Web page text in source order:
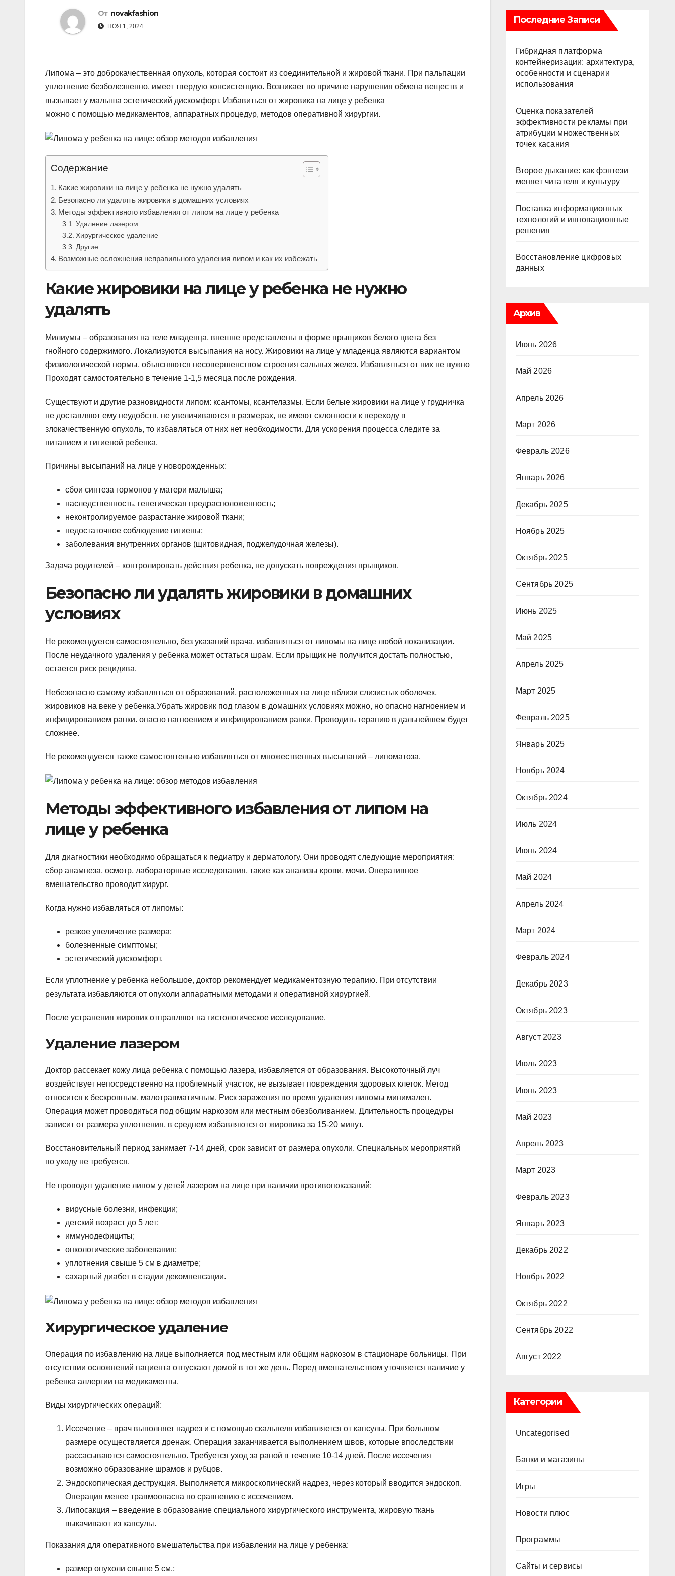
От novakfashion
НОЯ 1, 2024
Липома – это доброкачественная опухоль, которая состоит из соединительной и жировой ткани. При пальпации
уплотнение безболезненно, имеет твердую консистенцию. Возникает по причине нарушения обмена веществ и
вызывает у малыша эстетический дискомфорт. Избавиться от жировика на лице у ребенка
можно с помощью медикаментов, аппаратных процедур, методов оперативной хирургии.
Содержание
Какие жировики на лице у ребенка не нужно удалять
Безопасно ли удалять жировики в домашних условиях
Методы эффективного избавления от липом на лице у ребенка
Удаление лазером
Хирургическое удаление
Другие
Возможные осложнения неправильного удаления липом и как их избежать
Какие жировики на лице у ребенка не нужно
удалять
Милиумы – образования на теле младенца, внешне представлены в форме прыщиков белого цвета без
гнойного содержимого. Локализуются высыпания на носу. Жировики на лице у младенца являются вариантом
физиологической нормы, объясняются несовершенством строения сальных желез. Избавляться от них не нужно
Проходят самостоятельно в течение 1-1,5 месяца после рождения.
Существуют и другие разновидности липом: ксантомы, ксантелазмы. Если белые жировики на лице у грудничка
не доставляют ему неудобств, не увеличиваются в размерах, не имеют склонности к переходу в
злокачественную опухоль, то избавляться от них нет необходимости. Для ускорения процесса следите за
питанием и гигиеной ребенка.
Причины высыпаний на лице у новорожденных:
сбои синтеза гормонов у матери малыша;
наследственность, генетическая предрасположенность;
неконтролируемое разрастание жировой ткани;
недостаточное соблюдение гигиены;
заболевания внутренних органов (щитовидная, поджелудочная железы).
Задача родителей – контролировать действия ребенка, не допускать повреждения прыщиков.
Безопасно ли удалять жировики в домашних
условиях
Не рекомендуется самостоятельно, без указаний врача, избавляться от липомы на лице любой локализации.
После неудачного удаления у ребенка может остаться шрам. Если прыщик не получится достать полностью,
остается риск рецидива.
Небезопасно самому избавляться от образований, расположенных на лице вблизи слизистых оболочек,
жировиков на веке у ребенка.Убрать жировик под глазом в домашних условиях можно, но опасно нагноением и
инфицированием ранки. опасно нагноением и инфицированием ранки. Проводить терапию в дальнейшем будет
сложнее.
Не рекомендуется также самостоятельно избавляться от множественных высыпаний – липоматоза.
Методы эффективного избавления от липом на
лице у ребенка
Для диагностики необходимо обращаться к педиатру и дерматологу. Они проводят следующие мероприятия:
сбор анамнеза, осмотр, лабораторные исследования, такие как анализы крови, мочи. Оперативное
вмешательство проводит хирург.
Когда нужно избавляться от липомы:
резкое увеличение размера;
болезненные симптомы;
эстетический дискомфорт.
Если уплотнение у ребенка небольшое, доктор рекомендует медикаментозную терапию. При отсутствии
результата избавляются от опухоли аппаратными методами и оперативной хирургией.
После устранения жировик отправляют на гистологическое исследование.
Удаление лазером
Доктор рассекает кожу лица ребенка с помощью лазера, избавляется от образования. Высокоточный луч
воздействует непосредственно на проблемный участок, не вызывает повреждения здоровых клеток. Метод
относится к бескровным, малотравматичным. Риск заражения во время удаления липомы минимален.
Операция может проводиться под общим наркозом или местным обезболиванием. Длительность процедуры
зависит от размера уплотнения, в среднем избавляются от жировика за 15-20 минут.
Восстановительный период занимает 7-14 дней, срок зависит от размера опухоли. Специальных мероприятий
по уходу не требуется.
Не проводят удаление липом у детей лазером на лице при наличии противопоказаний:
вирусные болезни, инфекции;
детский возраст до 5 лет;
иммунодефициты;
онкологические заболевания;
уплотнения свыше 5 см в диаметре;
сахарный диабет в стадии декомпенсации.
Хирургическое удаление
Операция по избавлению на лице выполняется под местным или общим наркозом в стационаре больницы. При
отсутствии осложнений пациента отпускают домой в тот же день. Перед вмешательством уточняется наличие у
ребенка аллергии на медикаменты.
Виды хирургических операций:
Иссечение – врач выполняет надрез и с помощью скальпеля избавляется от капсулы. При большом
размере осуществляется дренаж. Операция заканчивается выполнением швов, которые впоследствии
рассасываются самостоятельно. Требуется уход за раной в течение 10-14 дней. После иссечения
возможно образование шрамов и рубцов.
Эндоскопическая деструкция. Выполняется микроскопический надрез, через который вводится эндоскоп.
Операция менее травмоопасна по сравнению с иссечением.
Липосакция – введение в образование специального хирургического инструмента, жировую ткань
выкачивают из капсулы.
Показания для оперативного вмешательства при избавлении на лице у ребенка:
размер опухоли свыше 5 см.;
Последние Записи
Гибридная платформа
контейнеризации: архитектура,
особенности и сценарии
использования
Оценка показателей
эффективности рекламы при
атрибуции множественных
точек касания
Второе дыхание: как фэнтези
меняет читателя и культуру
Поставка информационных
технологий и инновационные
решения
Восстановление цифровых
данных
Архив
Июнь 2026
Май 2026
Апрель 2026
Март 2026
Февраль 2026
Январь 2026
Декабрь 2025
Ноябрь 2025
Октябрь 2025
Сентябрь 2025
Июнь 2025
Май 2025
Апрель 2025
Март 2025
Февраль 2025
Январь 2025
Ноябрь 2024
Октябрь 2024
Июль 2024
Июнь 2024
Май 2024
Апрель 2024
Март 2024
Февраль 2024
Декабрь 2023
Октябрь 2023
Август 2023
Июль 2023
Июнь 2023
Май 2023
Апрель 2023
Март 2023
Февраль 2023
Январь 2023
Декабрь 2022
Ноябрь 2022
Октябрь 2022
Сентябрь 2022
Август 2022
Категории
Uncategorised
Банки и магазины
Игры
Новости плюс
Программы
Сайты и сервисы